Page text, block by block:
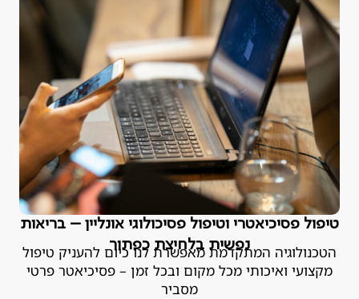
טיפול פסיכיאטרי וטיפול פסיכולוגי אונליין – בריאות
נפשית בלחיצת כפתור
הטכנולוגיה המתקדמת מאפשרת לנו כיום להעניק טיפול
מקצועי ואיכותי מכל מקום ובכל זמן – פסיכיאטר פרטי
מסביר